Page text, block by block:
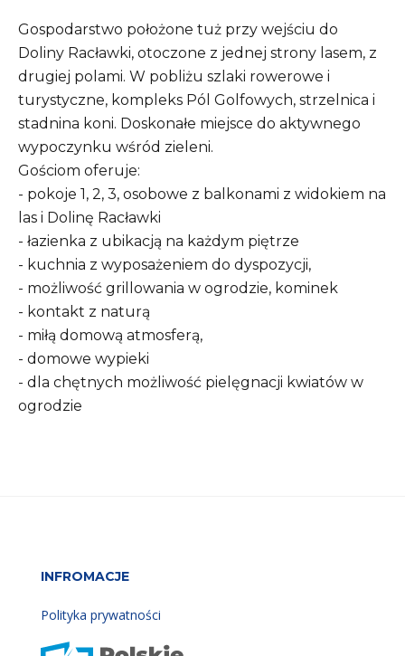
Gospodarstwo położone tuż przy wejściu do
Doliny Racławki, otoczone z jednej strony lasem, z
drugiej polami. W pobliżu szlaki rowerowe i
turystyczne, kompleks Pól Golfowych, strzelnica i
stadnina koni. Doskonałe miejsce do aktywnego
wypoczynku wśród zieleni.
Gościom oferuje:
- pokoje 1, 2, 3, osobowe z balkonami z widokiem na
las i Dolinę Racławki
- łazienka z ubikacją na każdym piętrze
- kuchnia z wyposażeniem do dyspozycji,
- możliwość grillowania w ogrodzie, kominek
- kontakt z naturą
- miłą domową atmosferą,
- domowe wypieki
- dla chętnych możliwość pielęgnacji kwiatów w
ogrodzie
INFROMACJE
Polityka prywatności